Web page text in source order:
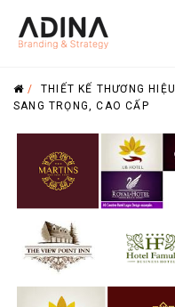
/THIẾT KẾ THƯƠNG HIỆU
SANG TRỌNG, CAO CẤP